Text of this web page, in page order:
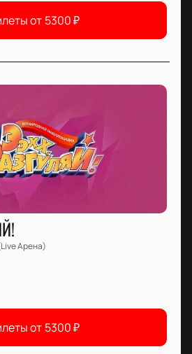
от 5300₽
Арена)
от 5300₽